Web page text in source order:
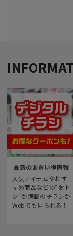
最新のお買い得情報
人気アイテムやおす
すめ商品などの“おト
ク“が満載のチラシが
Webでも見られる！